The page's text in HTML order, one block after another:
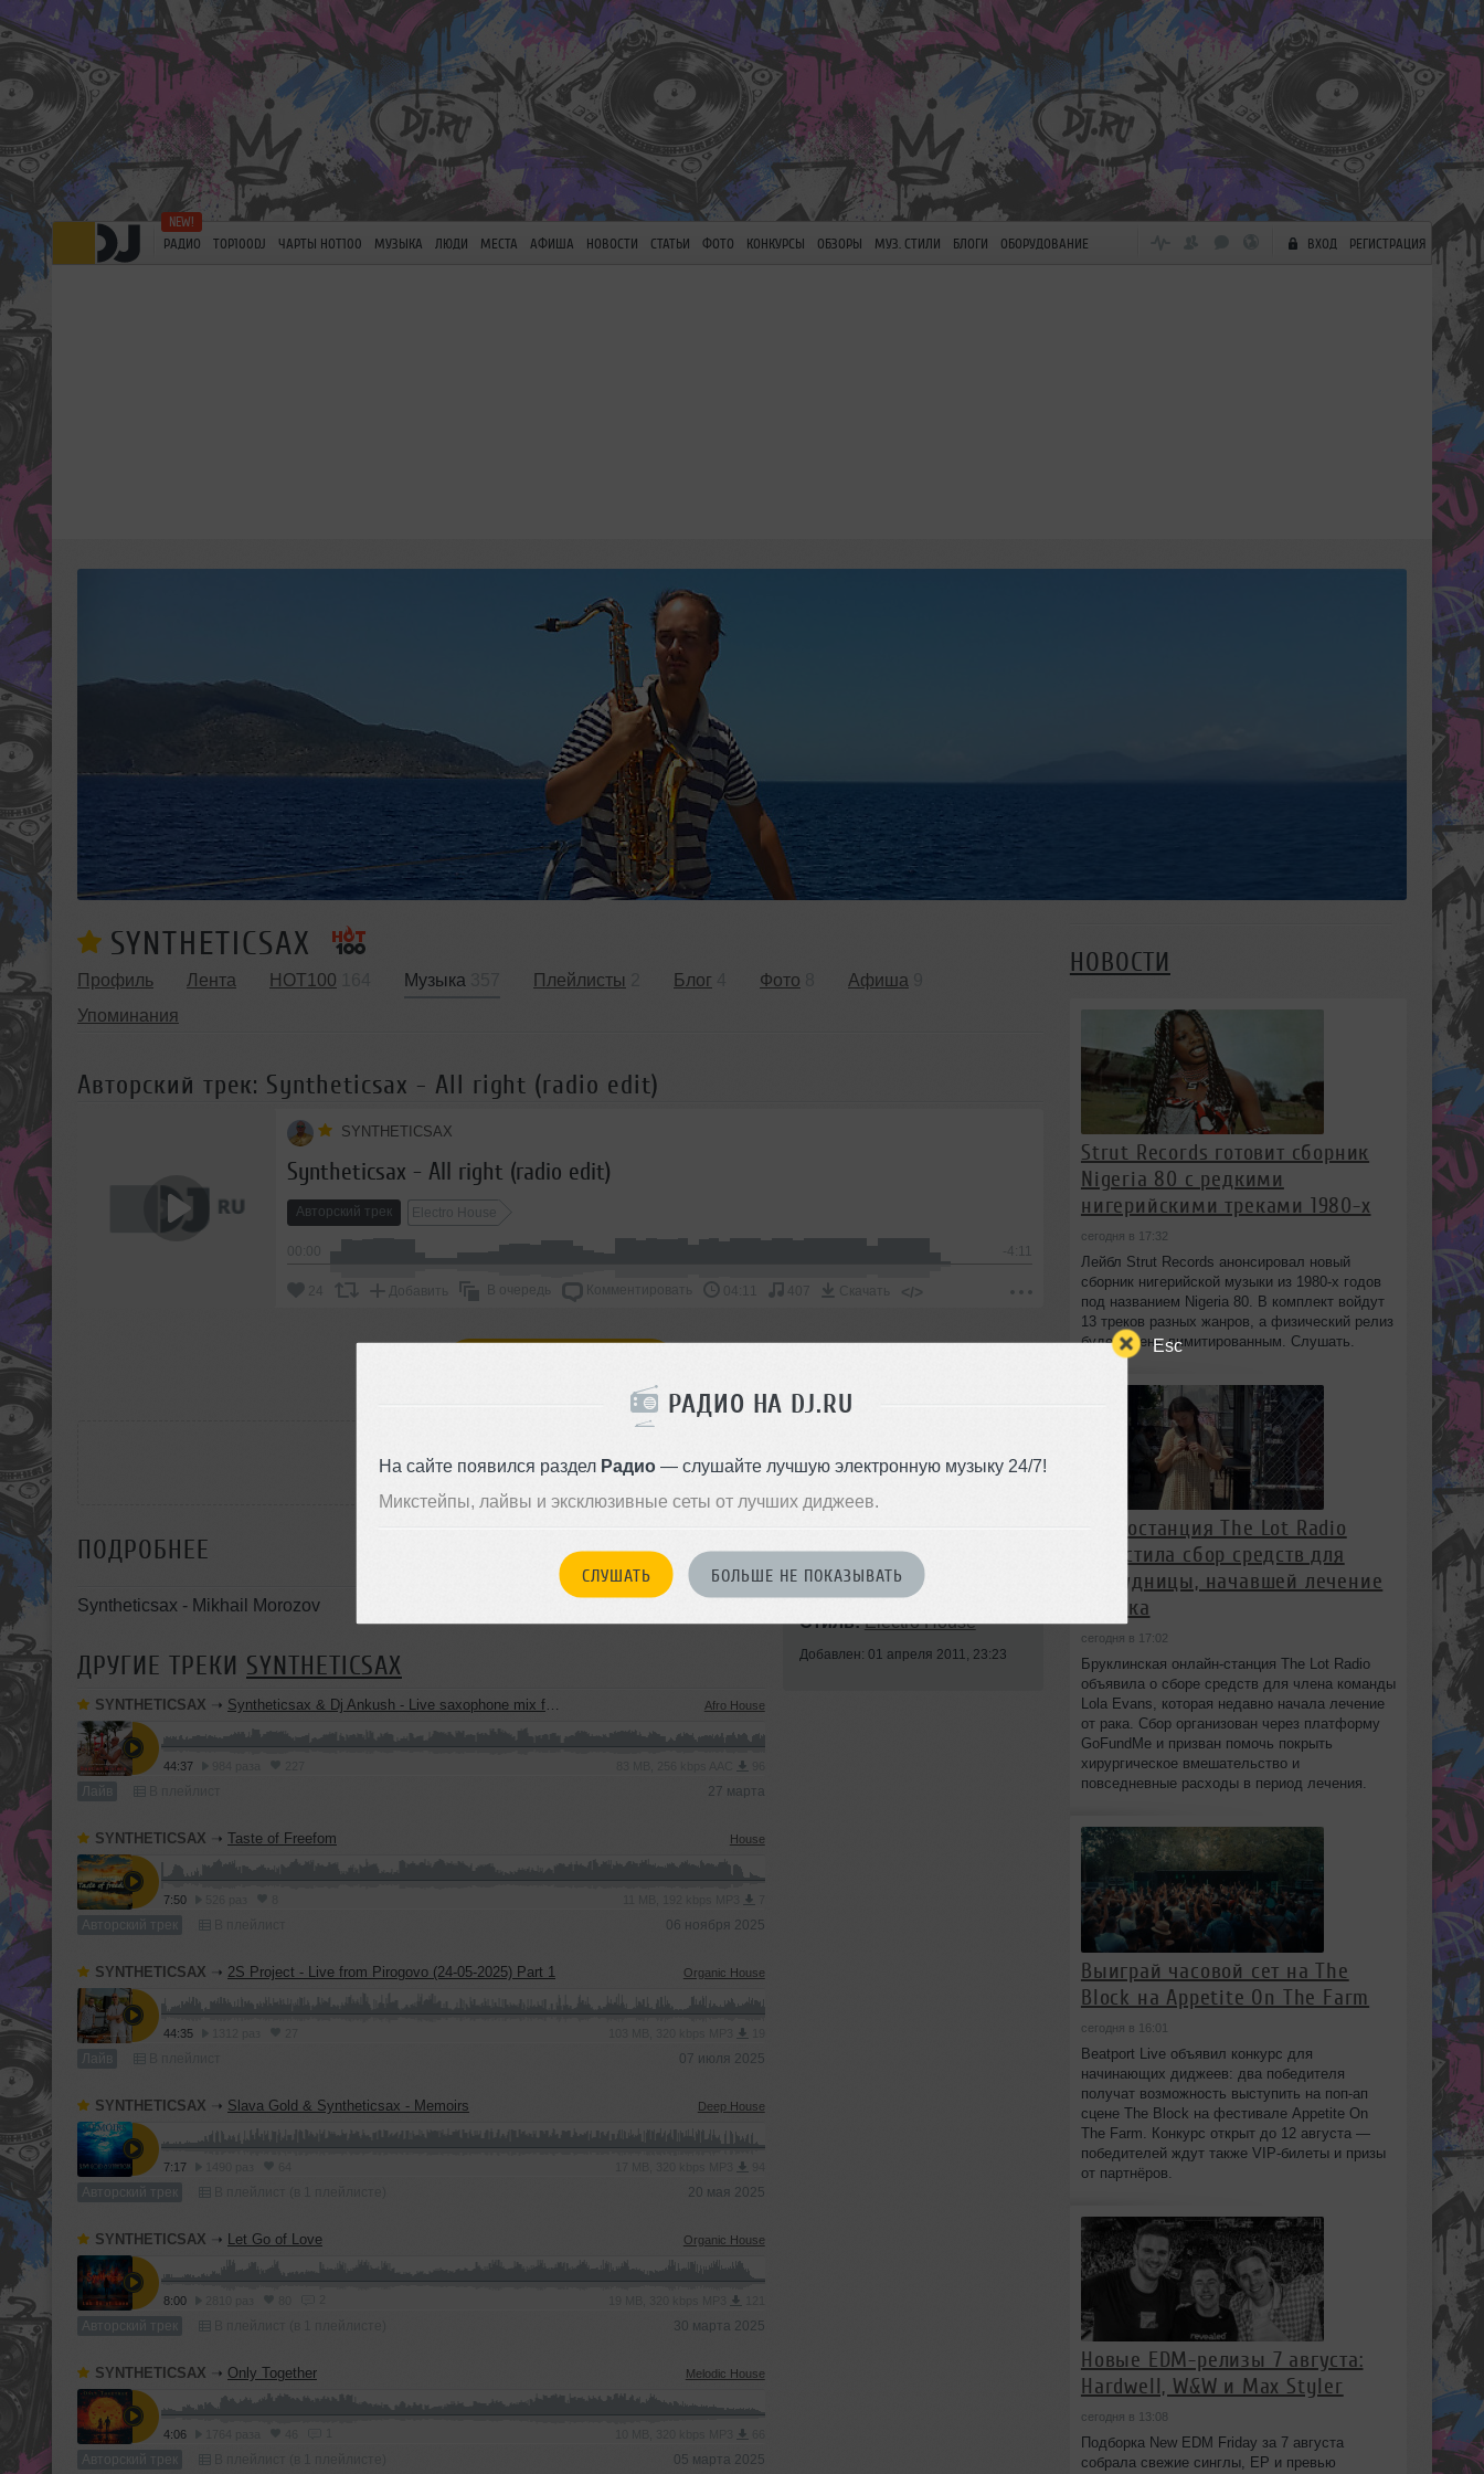
Esc
РАДИО НА DJ.RU
На сайте появился раздел Радио— слушайте лучшую электронную музыку 24/7!
Микстейпы, лайвы и эксклюзивные сеты от лучших диджеев.
СЛУШАТЬ БОЛЬШЕ НЕ ПОКАЗЫВАТЬ
РАДИО TOP100DJ ЧАРТЫ HOT100 МУЗЫКА ЛЮДИ МЕСТА АФИША НОВОСТИ СТАТЬИ ФОТО КОНКУРСЫ ОБЗОРЫ МУЗ. СТИЛИ БЛОГИ ОБОРУДОВАНИЕ ВХОД РЕГИСТРАЦИЯ
SYNTHETICSAX
Профиль Лента HOT100 Музыка Плейлисты Блог Фото Афиша
Упоминания
Авторский трек: Syntheticsax - All right (radio edit)
SYNTHETICSAX
Syntheticsax - All right (radio edit)
Авторский трек Electro House
24 Добавить В очередь Комментировать 407 Скачать </>
РАССКАЖИ ДРУЗЬЯМ
ПОДРОБНЕЕ
Syntheticsax - Mikhail Morozov
ДРУГИЕ ТРЕКИ SYNTHETICSAX
SYNTHETICSAX ➝ Syntheticsax & Dj Ankush - Live saxophone mix from Bastian Riviera (GOA 2026) Afro House
44:37
Лайв 27 марта
SYNTHETICSAX ➝ Taste of Freefom House
7:50
Авторский трек 06 ноября 2025
SYNTHETICSAX ➝ 2S Project - Live from Pirogovo (24-05-2025) Part 1 Organic House
44:35
Лайв 07 июля 2025
SYNTHETICSAX ➝ Slava Gold & Syntheticsax - Memoirs Deep House
7:17
Авторский трек 20 мая 2025
SYNTHETICSAX ➝ Let Go of Love Organic House
8:00
Авторский трек 30 марта 2025
SYNTHETICSAX ➝ Only Together Melodic House
4:06
Авторский трек 05 марта 2025
Стиль: Electro House
Добавлен: 01 апреля 2011, 23:23
НОВОСТИ
Strut Records готовит сборник
Nigeria 80 с редкими
нигерийскими треками 1980-х
сегодня в 17:32
Лейбл Strut Records анонсировал новый
сборник нигерийской музыки из 1980-х годов
под названием Nigeria 80. В комплект войдут
13 треков разных жанров, а физический релиз
будет очень лимитированным. Слушать.
Радиостанция The Lot Radio
запустила сбор средств для
сотрудницы, начавшей лечение
от рака
сегодня в 17:02
Бруклинская онлайн-станция The Lot Radio
объявила о сборе средств для члена команды
Lola Evans, которая недавно начала лечение
от рака. Сбор организован через платформу
GoFundMe и призван помочь покрыть
хирургическое вмешательство и
повседневные расходы в период лечения.
Выиграй часовой сет на The
Block на Appetite On The Farm
сегодня в 16:01
Beatport Live объявил конкурс для
начинающих диджеев: два победителя
получат возможность выступить на поп‑ап
сцене The Block на фестивале Appetite On
The Farm. Конкурс открыт до 12 августа —
победителей ждут также VIP‑билеты и призы
от партнёров.
Новые EDM-релизы 7 августа:
Hardwell, W&W и Max Styler
сегодня в 13:08
Подборка New EDM Friday за 7 августа
собрала свежие синглы, EP и превью